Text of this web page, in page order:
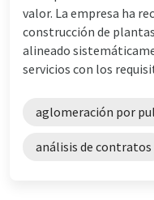
valor. La empresa ha
construcción de
alineado
servicios con los
aglomeración por
análisis de contratos